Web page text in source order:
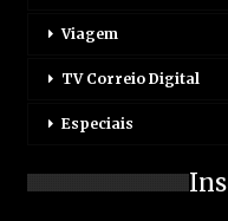
Viagem
TV Correio Digital
Especiais